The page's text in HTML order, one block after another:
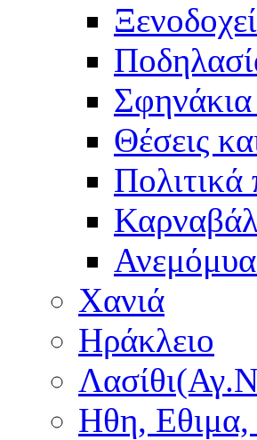
Θέσεις
Χανιά
Ηράκλειο
Ηθη, Εθιμα,